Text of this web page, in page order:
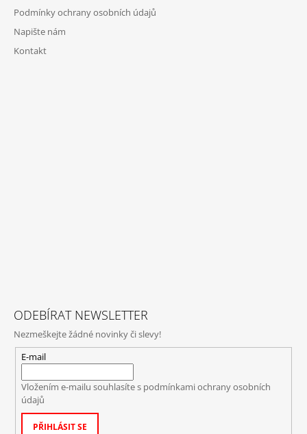
Podmínky ochrany osobních údajů
Napište nám
Kontakt
ODEBÍRAT NEWSLETTER
Nezmeškejte žádné novinky či slevy!
E-mail
Vložením e-mailu souhlasíte s podmínkami ochrany osobních
údajů
PŘIHLÁSIT SE